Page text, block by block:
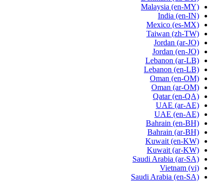
Malaysia (en-MY)
India (en-IN)
Mexico (es-MX)
Taiwan (zh-TW)
Jordan (ar-JO)
Jordan (en-JO)
Lebanon (ar-LB)
Lebanon (en-LB)
Oman (en-OM)
Oman (ar-OM)
Qatar (en-QA)
UAE (ar-AE)
UAE (en-AE)
Bahrain (en-BH)
Bahrain (ar-BH)
Kuwait (en-KW)
Kuwait (ar-KW)
Saudi Arabia (ar-SA)
Vietnam (vi)
Saudi Arabia (en-SA)